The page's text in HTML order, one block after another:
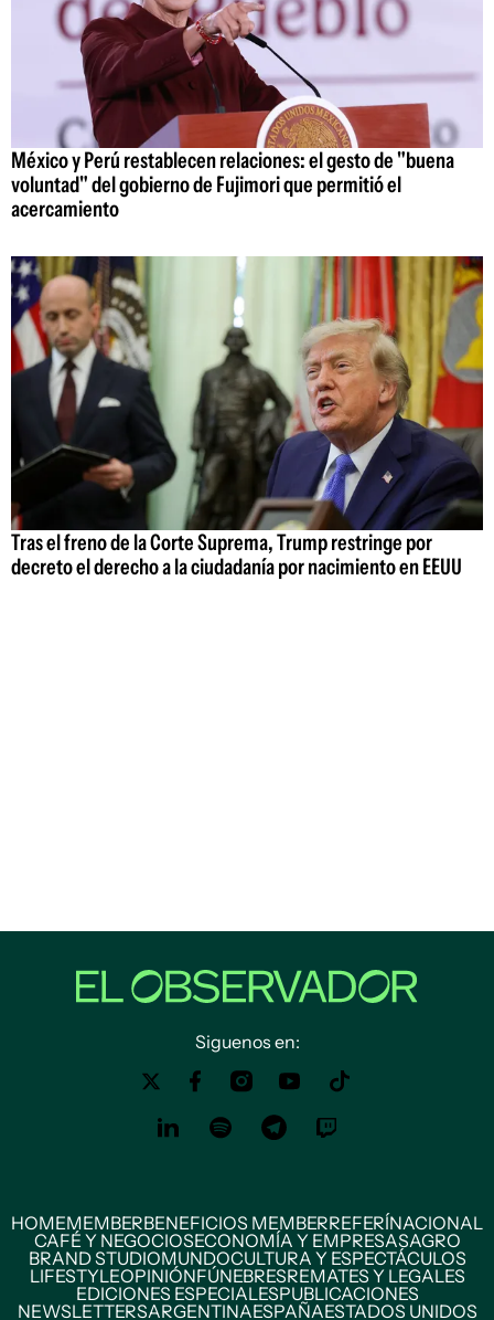
México y Perú restablecen relaciones: el gesto de "buena
voluntad" del gobierno de Fujimori que permitió el
acercamiento
Tras el freno de la Corte Suprema, Trump restringe por
decreto el derecho a la ciudadanía por nacimiento en EEUU
Siguenos en:
HOMEMEMBERBENEFICIOS MEMBERREFERÍNACIONAL
CAFÉ Y NEGOCIOSECONOMÍA Y EMPRESASAGRO
BRAND STUDIOMUNDOCULTURA Y ESPECTÁCULOS
LIFESTYLEOPINIÓNFÚNEBRESREMATES Y LEGALES
EDICIONES ESPECIALESPUBLICACIONES
NEWSLETTERSARGENTINAESPAÑAESTADOS UNIDOS